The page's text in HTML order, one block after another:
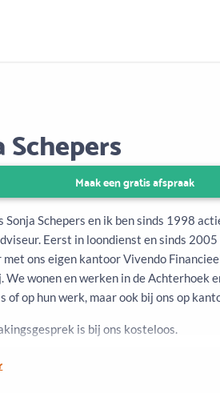
Schepers
Maak een gratis afspraak
Sonja Schepers en ik ben sinds 1998
Eerst in loondienst en sinds
met ons eigen kantoor Vivendo
We wonen en werken in de Achterhoek
of op hun werk, maar ook bij ons op
is bij ons kosteloos.